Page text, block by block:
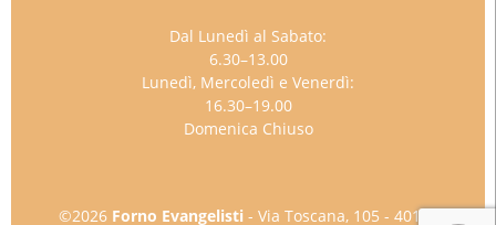
Dal Lunedì al Sabato:
6.30–13.00
Lunedì, Mercoledì e Venerdì:
16.30–19.00
Domenica Chiuso
©2026 Forno Evangelisti - Via Toscana, 105 - 40141